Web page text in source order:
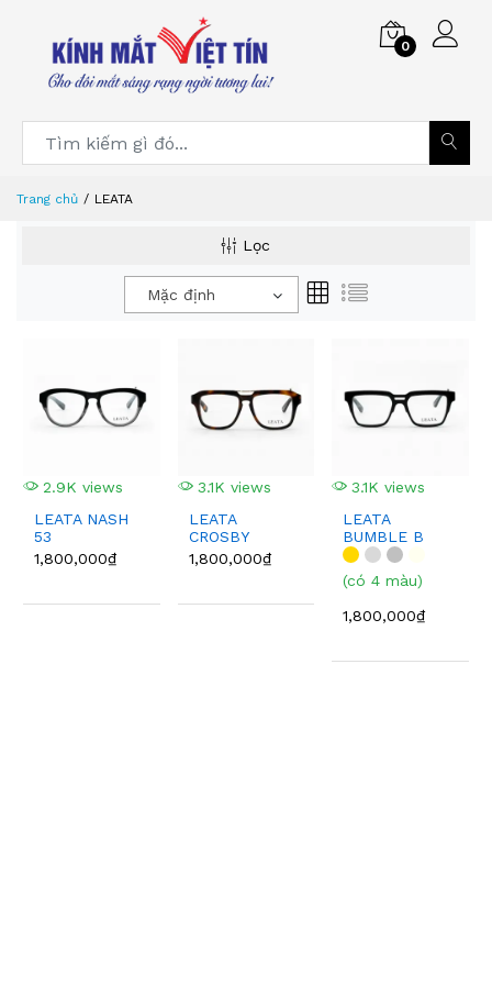
0
Trang chủ LEATA
Lọc
Mặc định
2.9K views
LEATA NASH
53
1,800,000₫
3.1K views
LEATA
CROSBY
1,800,000₫
3.1K views
LEATA
BUMBLE B
(có 4 màu)
1,800,000₫